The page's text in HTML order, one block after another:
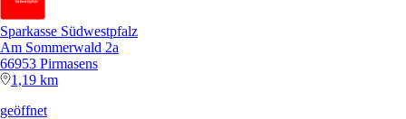
Sparkasse Südwestpfalz
Am Sommerwald 2a
66953 Pirmasens
1,19 km
geöffnet